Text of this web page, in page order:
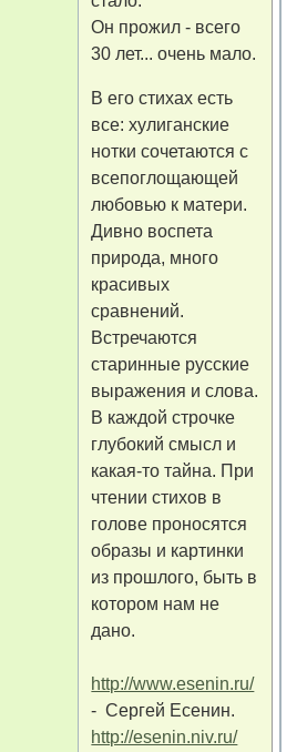
Он прожил - всего
30 лет... очень мало.
В его стихах есть
все: хулиганские
нотки сочетаются с
всепоглощающей
любовью к матери.
Дивно воспета
природа, много
красивых
сравнений.
Встречаются
старинные русские
выражения и слова.
В каждой строчке
глубокий смысл и
какая-то тайна. При
чтении стихов в
голове проносятся
образы и картинки
из прошлого, быть в
котором нам не
дано.
http://www.esenin.ru/
- Сергей Есенин.
http://esenin.niv.ru/